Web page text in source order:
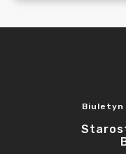
Biuletyn